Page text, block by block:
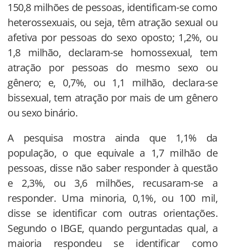
150,8 milhões de pessoas, identificam-se como
heterossexuais, ou seja, têm atração sexual ou
afetiva por pessoas do sexo oposto; 1,2%, ou
1,8 milhão, declaram-se homossexual, tem
atração por pessoas do mesmo sexo ou
gênero; e, 0,7%, ou 1,1 milhão, declara-se
bissexual, tem atração por mais de um gênero
ou sexo binário.
A pesquisa mostra ainda que 1,1% da
população, o que equivale a 1,7 milhão de
pessoas, disse não saber responder à questão
e 2,3%, ou 3,6 milhões, recusaram-se a
responder. Uma minoria, 0,1%, ou 100 mil,
disse se identificar com outras orientações.
Segundo o IBGE, quando perguntadas qual, a
maioria respondeu se identificar como